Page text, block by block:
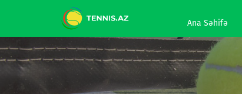
Ana Səhifə